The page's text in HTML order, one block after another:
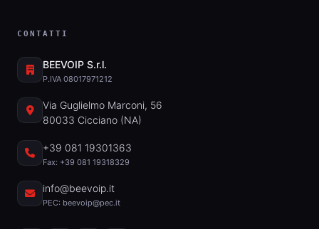
CONTATTI
BEEVOIP S.r.l.
P.IVA 08017971212
Via Guglielmo Marconi, 56
80033 Cicciano (NA)
+39 081 19301363
Fax: +39 081 19318329
info@beevoip.it
PEC: beevoip@pec.it